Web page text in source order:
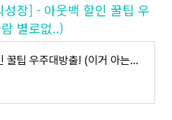
장] - 아웃백 할인 꿀팁 우
별로없..)
아웃백 할인 꿀팁 우주대방출! (이거 아는사람 별로없..)